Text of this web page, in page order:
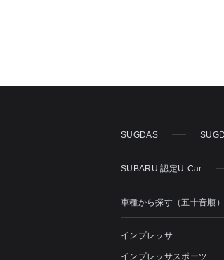
SUGDAS
SUBARU 認定U-Car
車種から探す（五十音順）
インプレッサ
インプレッサスポーツ